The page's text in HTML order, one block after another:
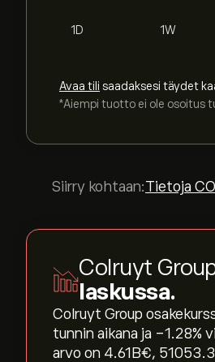
1D 1W
Avaa tili saadaksesi täydet
*Aiempi tuotto ei ole osoitus
Siirry kohtaan:Tietoja
Colruyt
laskussa.
Colruyt Group
tunnin aikana ja ‎-1.28‎%
arvo on 4.61B‎€‎,